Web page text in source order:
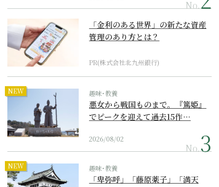
No.
「金利のある世界」の新たな資産
管理のあり方とは？
PR(株式会社北九州銀行)
NEW 趣味･教養
悪女から戦国ものまで。『篤姫』
でピークを迎えて過去15作…
2026/08/02
No.
NEW 趣味･教養
「卑弥呼」「藤原薬子」「満天